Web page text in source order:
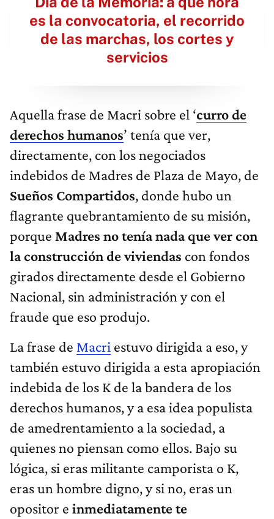
es la convocatoria, el recorrido
de las marchas, los cortes y
servicios
Aquella frase de Macri sobre el ‘curro de
derechos humanos’ tenía que ver,
directamente, con los negociados
indebidos de Madres de Plaza de Mayo, de
Sueños Compartidos, donde hubo un
flagrante quebrantamiento de su misión,
porque Madres no teníanada que ver con
la construcción de viviendas con fondos
girados directamente desde el Gobierno
Nacional, sin administración y con el
fraude que eso produjo.
La frase de Macri estuvo dirigida a eso, y
también estuvo dirigida a esta apropiación
indebida de los K de la bandera de los
derechos humanos, y a esa idea populista
de amedrentamiento a la sociedad, a
quienes no piensan como ellos. Bajo su
lógica, si eras militante camporista o K,
eras un hombre digno, y si no, eras un
opositor e inmediatamente te